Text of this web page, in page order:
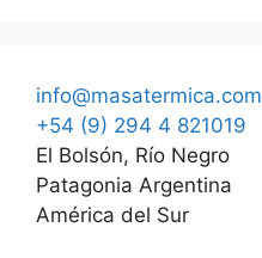
info@masatermica.com
+54 (9) 294 4 821019
El Bolsón, Río Negro
Patagonia Argentina
América del Sur